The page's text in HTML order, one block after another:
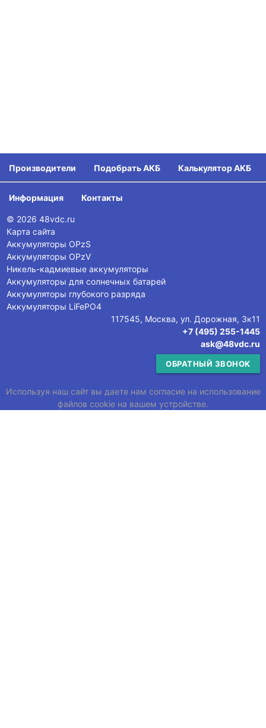
Производители Подобрать АКБ Калькулятор АКБ
Информация Контакты
© 2026 48vdc.ru
Карта сайта
Аккумуляторы OPzS
Аккумуляторы OPzV
Никель-кадмиевые аккумуляторы
Аккумуляторы для солнечных батарей
Аккумуляторы глубокого разряда
Аккумуляторы LiFePO4
117545, Москва, ул. Дорожная, 3к11
+7 (495) 255-1445
ask@48vdc.ru
ОБРАТНЫЙ ЗВОНОК
Используя наш сайт вы даете нам согласие на использование
файлов cookie на вашем устройстве.